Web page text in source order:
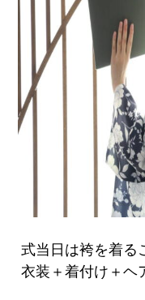
式当日は袴を着る
衣装＋着付け＋